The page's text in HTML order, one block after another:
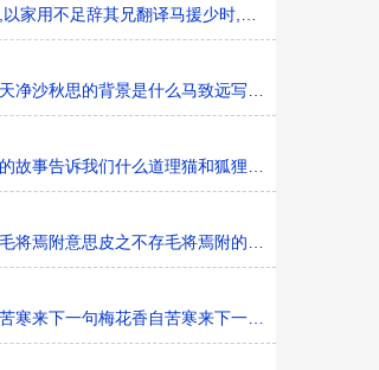
家用不足辞其兄翻译马援少时,以家用不足辞其兄
净沙秋思的背景是什么马致远写天净沙秋思的背景
故事告诉我们什么道理猫和狐狸的故事告诉我们
将焉附意思皮之不存毛将焉附的意思是什么
寒来下一句梅花香自苦寒来下一句是什么